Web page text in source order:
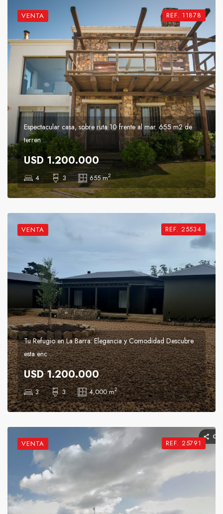
VENTA REF. 11878
Espectacular casa, sobre ruta 10 frente al mar. 655 m2 de
terren ...
USD 1.200.000
4 3 655 m2
VENTA REF. 25534
Tu Refugio en La Barra: Elegancia y Comodidad Descubre
esta enc ...
USD 1.200.000
3 3 4,000 m2
VENTA REF. 25791